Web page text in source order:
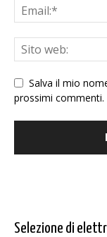
Salva il mio
prossimi commenti.
Selezione di